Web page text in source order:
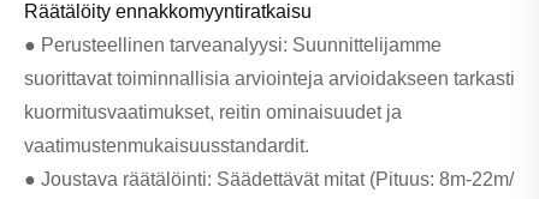
Räätälöity ennakkomyyntiratkaisu
● Perusteellinen tarveanalyysi: Suunnittelijamme
suorittavat toiminnallisia arviointeja arvioidakseen tarkasti
kuormitusvaatimukset, reitin ominaisuudet ja
vaatimustenmukaisuusstandardit.
● Joustava räätälöinti: Säädettävät mitat (Pituus: 8m-22m/